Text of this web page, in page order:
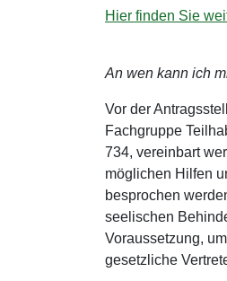
Hier finden Sie
An wen kann ich
Vor der
Fachgruppe
734, vereinbart
möglichen Hilfen
besprochen
seelischen
Voraussetzung,
gesetzliche